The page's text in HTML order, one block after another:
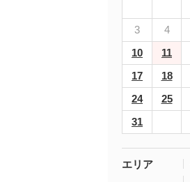
3
4
10
11
17
18
24
25
31
エリア